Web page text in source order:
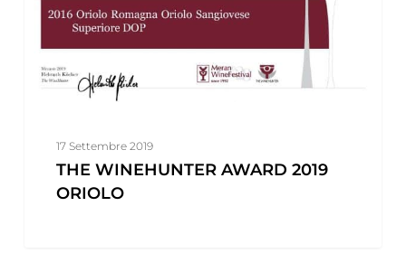
17 Settembre 2019
THE WINEHUNTER AWARD 2019
ORIOLO